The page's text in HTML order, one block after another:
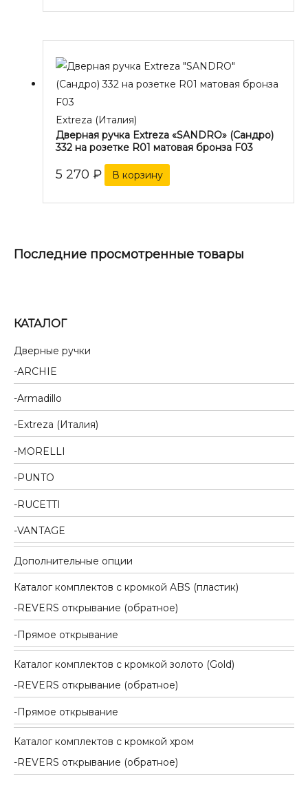
КАТАЛОГ
Дверные ручки
ARCHIE
Armadillo
Extreza (Италия)
MORELLI
PUNTO
RUCETTI
VANTAGE
Дополнительные опции
Каталог комплектов c кромкой ABS (пластик)
REVERS открывание (обратное)
Прямое открывание
Каталог комплектов c кромкой золото (Gold)
REVERS открывание (обратное)
Прямое открывание
Каталог комплектов c кромкой хром
REVERS открывание (обратное)
Extreza (Италия)
Дверная ручка Extreza «SANDRO» (Сандро)
332 на розетке R01 матовая бронза F03
5 270 ₽ В корзину
Последние просмотренные товары